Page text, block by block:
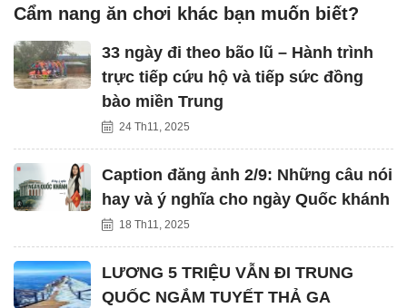
Cẩm nang ăn chơi khác bạn muốn biết?
33 ngày đi theo bão lũ – Hành trình
trực tiếp cứu hộ và tiếp sức đồng
bào miền Trung
24 Th11, 2025
Caption đăng ảnh 2/9: Những câu nói
hay và ý nghĩa cho ngày Quốc khánh
18 Th11, 2025
LƯƠNG 5 TRIỆU VẪN ĐI TRUNG
QUỐC NGẮM TUYẾT THẢ GA